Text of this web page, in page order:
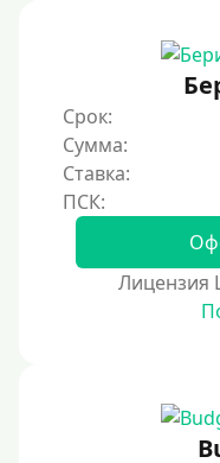
С 19 лет
С 20 лет
С 21 года
Срок:
Сумма:
Ставка:
Лицензия